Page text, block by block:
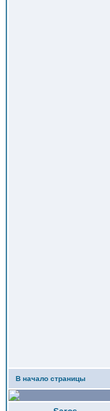
В начало страницы